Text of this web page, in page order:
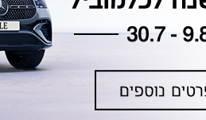
נתוני תווית צמיגים
מחירון חלפים
הודעה על הטבות לרכבי מרצדס בהסדר